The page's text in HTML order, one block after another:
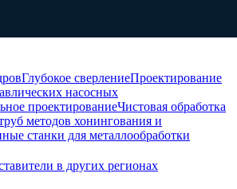
Глубокое сверлениеПроектирование
насосных
проектированиеЧистовая обработка
методов хонингования и
станки для металлообработки
в других регионах